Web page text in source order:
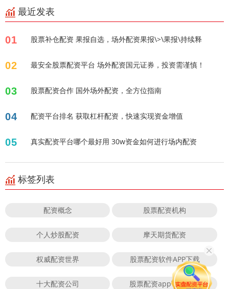
最近发表
01 股票补仓配资 果报自选，场外配资果报\>\果报\持续释
02 最安全股票配资平台 场外配资国元证券，投资需谨慎！
03 股票配资合作 国外场外配资，全方位指南
04 配资平台排名 获取杠杆配资，快速实现资金增值
05 真实配资平台哪个最好用 30w资金如何进行场内配资
标签列表
配资概念 股票配资机构
个人炒股配资 摩天期货配资
权威配资世界 股票配资软件APP下载
十大配资公司 股票配资app下载排行